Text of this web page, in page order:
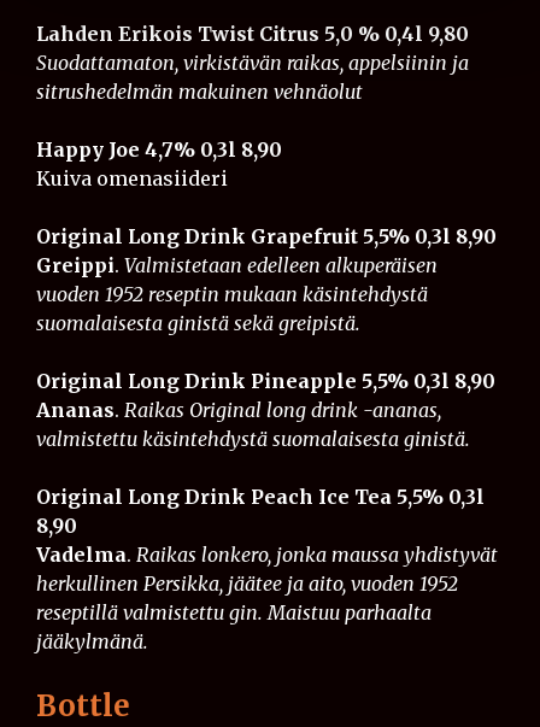
Lahden Erikois Twist Citrus 5,0 % 0,4l 9,80
Suodattamaton, virkistävän raikas, appelsiinin ja
sitrushedelmän makuinen vehnäolut
Happy Joe 4,7% 0,3l 8,90
Kuiva omenasiideri
Original Long Drink Grapefruit 5,5% 0,3l 8,90
Greippi. Valmistetaan edelleen alkuperäisen
vuoden 1952 reseptin mukaan käsintehdystä
suomalaisesta ginistä sekä greipistä.
Original Long Drink Pineapple 5,5% 0,3l 8,90
Ananas. Raikas Original long drink -ananas,
valmistettu käsintehdystä suomalaisesta ginistä.
Original Long Drink Peach Ice Tea 5,5% 0,3l
8,90
Vadelma. Raikas lonkero, jonka maussa yhdistyvät
herkullinen Persikka, jäätee ja aito, vuoden 1952
reseptillä valmistettu gin. Maistuu parhaalta
jääkylmänä.
Bottle